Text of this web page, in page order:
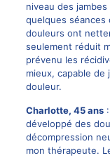
niveau des
quelques séances
douleurs ont
seulement réduit
prévenu les
mieux, capable
douleur.
Charlotte, 45 ans:
développé des
décompression
mon thérapeute.